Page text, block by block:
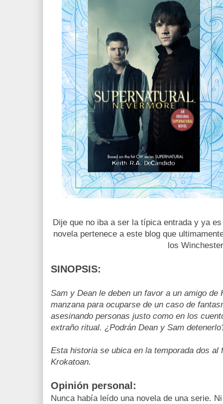
Dije que no iba a ser la típica entrada y ya
novela pertenece a este blog que
los
SINOPSIS:
Sam y Dean le deben un favor a un amigo de
manzana para ocuparse de un caso de
asesinando personas justo como en los
extraño ritual. ¿Podrán Dean y Sam
Esta historia se ubica en la temporada dos al
Krokatoan.
Opinión personal:
Nunca había leído una novela de una serie.